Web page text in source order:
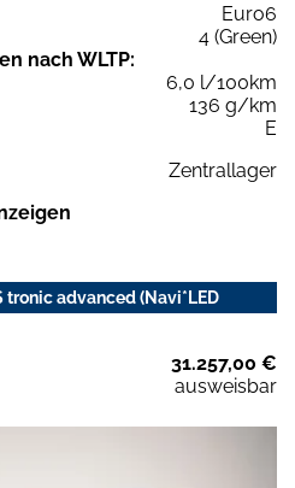
Euro6
4 (Green)
nach WLTP:
6,0 l/100km
136 g/km
E
Zentrallager
tronic advanced (Navi*LED
31.257,00 €
ausweisbar